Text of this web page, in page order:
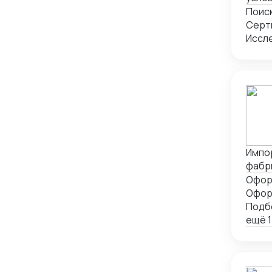
-
СГР,
-
ещё 1